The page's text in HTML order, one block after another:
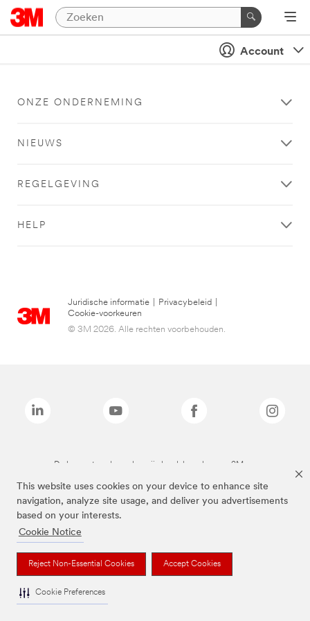
This website uses cookies on your device to enhance site
navigation, analyze site usage, and deliver you advertisements
based on your interests.
Cookie Notice
Reject Non-Essential Cookies Accept Cookies
Cookie Preferences
Account
ONZE ONDERNEMING
NIEUWS
REGELGEVING
HELP
Juridische informatie Privacybeleid
Cookie-voorkeuren
© 3M 2026. Alle rechten voorbehouden.
De bovenstaande merken zijn handelsmerken van 3M.we